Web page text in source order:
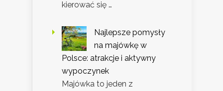
kierować się …
Najlepsze pomysły
na majówkę w
Polsce: atrakcje i aktywny
wypoczynek
Majówka to jeden z